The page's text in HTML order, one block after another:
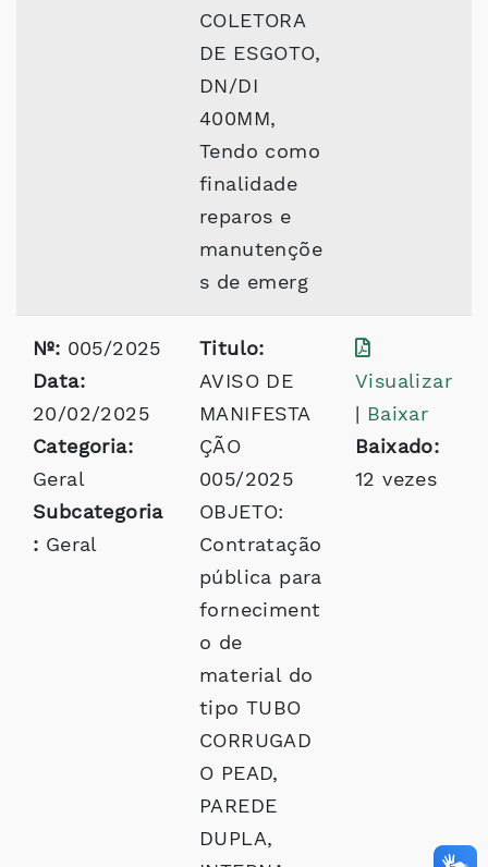
COLETORA
DE ESGOTO,
DN/DI
400MM,
Tendo como
finalidade
reparos e
manutençõe
s de emerg
Nº: 005/2025
Data:
20/02/2025
Categoria:
Geral
Subcategoria
: Geral
Titulo:
AVISO DE
MANIFESTA
ÇÃO
005/2025
OBJETO:
Contratação
pública para
forneciment
o de
material do
tipo TUBO
CORRUGAD
O PEAD,
PAREDE
DUPLA,
Visualizar
| Baixar
Baixado:
12 vezes